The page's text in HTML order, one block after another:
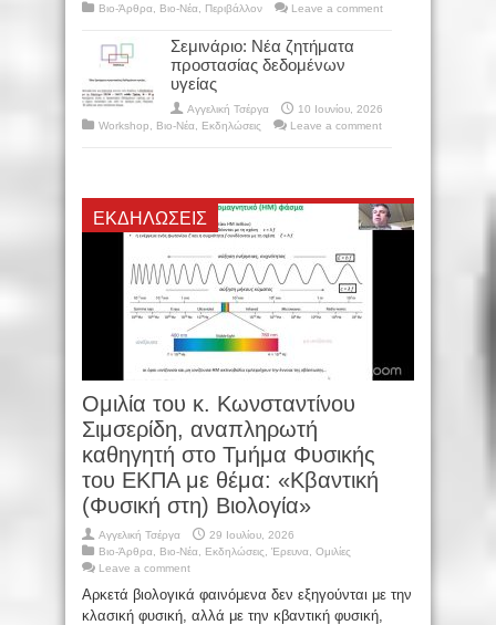
Βιο-Άρθρα
Βιο-Νέα Περιβάλλον Leave a comment
Σεμινάριο: Νέα ζητήματα
προστασίας δεδομένων
υγείας
Αγγελική Τσέργα
10 Ιουνίου, 2026
Workshop
Βιο-Νέα Εκδηλώσεις Leave a comment
ΕΚΔΗΛΏΣΕΙΣ
Oμιλία του κ. Κωνσταντίνου
Σιμσερίδη, αναπληρωτή
καθηγητή στο Τμήμα Φυσικής
του ΕΚΠΑ με θέμα: «Κβαντική
(Φυσική στη) Βιολογία»
Αγγελική Τσέργα
29 Ιουλίου, 2026
Βιο-Άρθρα
Βιο-Νέα Εκδηλώσεις Έρευνα Ομιλίες
Leave a comment
Αρκετά βιολογικά φαινόμενα δεν εξηγούνται με την
κλασική φυσική, αλλά με την κβαντική φυσική,